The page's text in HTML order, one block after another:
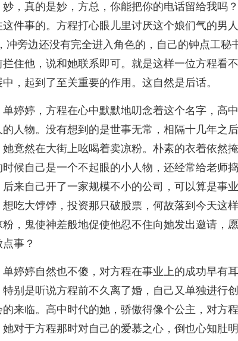
妙，真的是妙，方总，你能把你的电话留给我吗
这件事的。方程打心眼儿里讨厌这个娘们气的男
冲旁边还没有完全进入角色的，自己的钟点工秘
拦住他，说和她联系即可。就是这样一位方程看
中，起到了至关重要的作用。这自然是后话。
单婷婷，方程在心中默默地叨念着这个名字，高
的人物。没有想到的是世事无常，相隔十几年之
她竟然在大街上吆喝着卖凉粉。朴素的衣着依然
时候自己是一个不起眼的小人物，还经常给老师
后来自己开了一家规模不小的公司，可以算是事
想吃大饽饽，投资那只破股票，何故落到今天这
粉，鬼使神差般地促使他忍不住向她发出邀请，
事？
单婷婷自然也不傻，对方程在事业上的成功早有
特别是听说方程前不久离了婚，自己又单独进行
的来临。高中时代的她，骄傲得像个公主，对方
她对于方程那时对自己的爱慕之心，倒也心知肚